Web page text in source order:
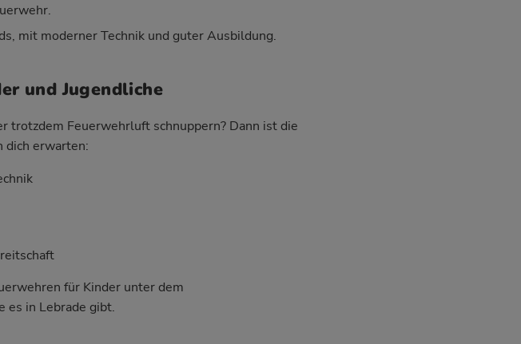
mit moderner Technik und guter Ausbildung.
und Jugendliche
trotzdem Feuerwehrluft schnuppern? Dann ist die
dich erwarten:
für Kinder unter dem
es in Lebrade gibt.